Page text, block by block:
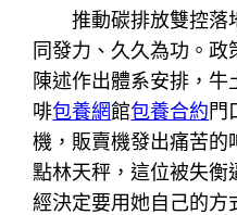
推動碳排放雙控落
同發力、久久為功。
陳述作出體系安排，
啡包養網館包養合約門
機，販賣機發出痛苦的
點林天秤，這位被失衡
經決定要用她自己的方